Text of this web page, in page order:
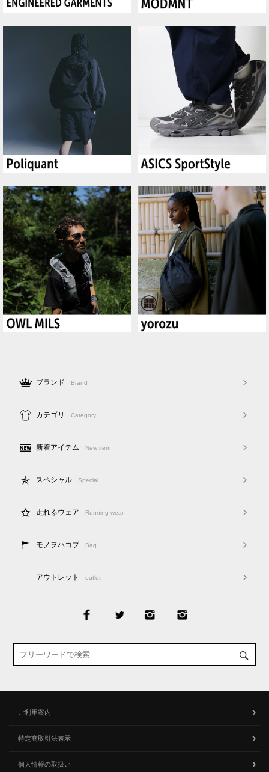
ブランド Brand
カテゴリ Category
新着アイテム New item
スペシャル Special
走れるウェア Running wear
モノヲハコブ Bag
アウトレット outlet
ご利用案内
特定商取引法表示
個人情報の取扱い